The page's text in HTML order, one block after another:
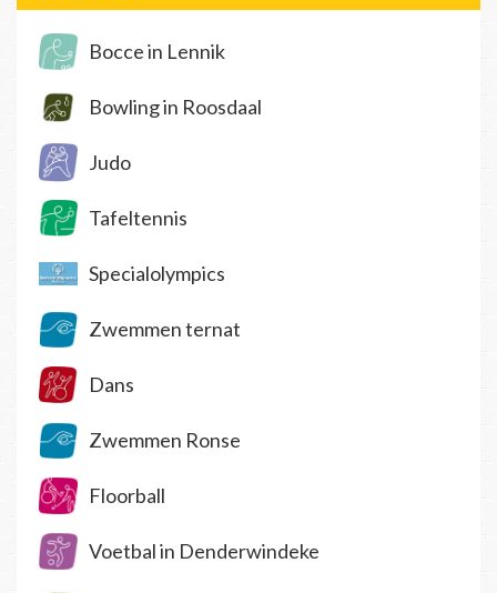
Bocce in Lennik
Bowling in Roosdaal
Judo
Tafeltennis
Specialolympics
Zwemmen ternat
Dans
Zwemmen Ronse
Floorball
Voetbal in Denderwindeke